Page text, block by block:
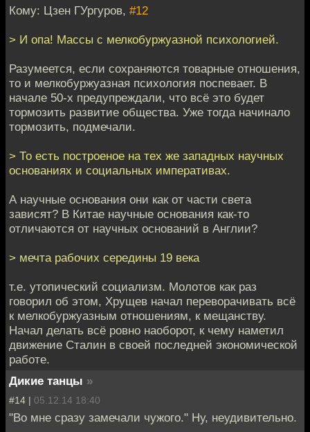
Кому: Цзен ГУргуров, #12
> И опа! Массы с мелкобуржуазной психологией.
Разумеется, если сохраняются товарные отношения,
то и мелкобуржуазная психология поспевает. В
начале 50-х предупреждали, что всё это будет
тормозить развитие общества. Уже тогда начинало
тормозить, подмечали.
> То есть построеное на тех же западных научных
основаниях и социальных императивах.
А научные основания они как от части света
зависят? В Китае научные основания как-то
отличаются от научных оснований в Англии?
> мечта рабочих середины 19 века
т.е. утопический социализм. Молотов как раз
говорил об этом, Хрущев начал переворачивать всё
к мелкобуржуазным отношениям, к мещанству.
Начал делать всё ровно наоборот, к чему наметил
движение Сталин в своей последней экономической
работе.
Дикие танцы »
#14 | 05.12.14 18:40
"Во мне сразу замечали чужого." Ну, неудивительно.